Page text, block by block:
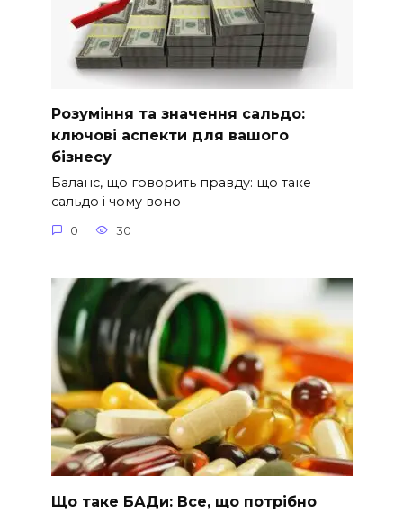
Розуміння та значення сальдо:
ключові аспекти для вашого
бізнесу
Баланс, що говорить правду: що таке
сальдо і чому воно
0 30
Що таке БАДи: Все, що потрібно